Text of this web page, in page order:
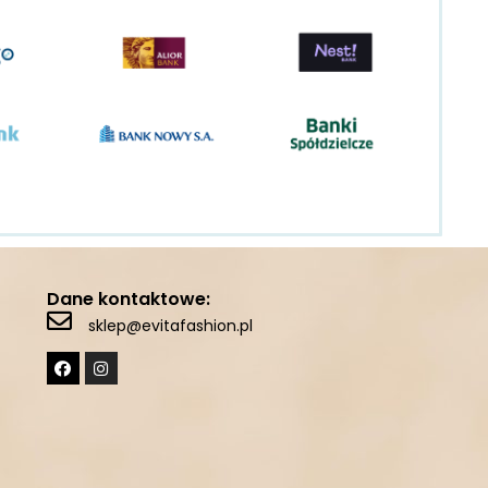
Dane kontaktowe:
sklep@evitafashion.pl